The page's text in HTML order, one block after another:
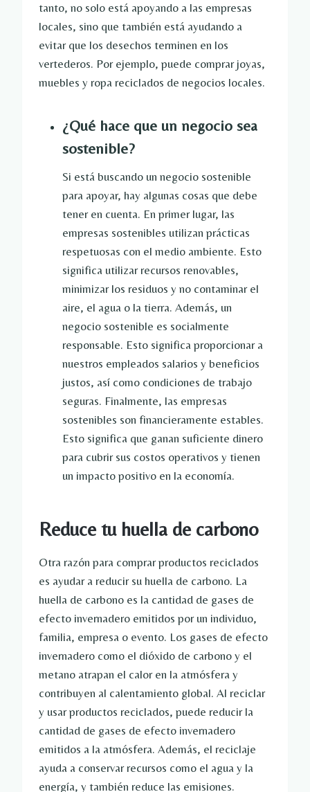
tanto, no solo está apoyando a las empresas
locales, sino que también está ayudando a
evitar que los desechos terminen en los
vertederos. Por ejemplo, puede comprar joyas,
muebles y ropa reciclados de negocios locales.
¿Qué hace que un negocio sea
sostenible?
Si está buscando un negocio sostenible
para apoyar, hay algunas cosas que debe
tener en cuenta. En primer lugar, las
empresas sostenibles utilizan prácticas
respetuosas con el medio ambiente. Esto
significa utilizar recursos renovables,
minimizar los residuos y no contaminar el
aire, el agua o la tierra. Además, un
negocio sostenible es socialmente
responsable. Esto significa proporcionar a
nuestros empleados salarios y beneficios
justos, así como condiciones de trabajo
seguras. Finalmente, las empresas
sostenibles son financieramente estables.
Esto significa que ganan suficiente dinero
para cubrir sus costos operativos y tienen
un impacto positivo en la economía.
Reduce tu huella de carbono
Otra razón para comprar productos reciclados
es ayudar a reducir su huella de carbono. La
huella de carbono es la cantidad de gases de
efecto invernadero emitidos por un individuo,
familia, empresa o evento. Los gases de efecto
invernadero como el dióxido de carbono y el
metano atrapan el calor en la atmósfera y
contribuyen al calentamiento global. Al reciclar
y usar productos reciclados, puede reducir la
cantidad de gases de efecto invernadero
emitidos a la atmósfera. Además, el reciclaje
ayuda a conservar recursos como el agua y la
energía, y también reduce las emisiones.